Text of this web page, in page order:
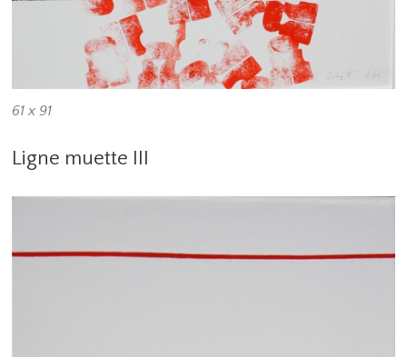
61 x 91
Ligne muette III